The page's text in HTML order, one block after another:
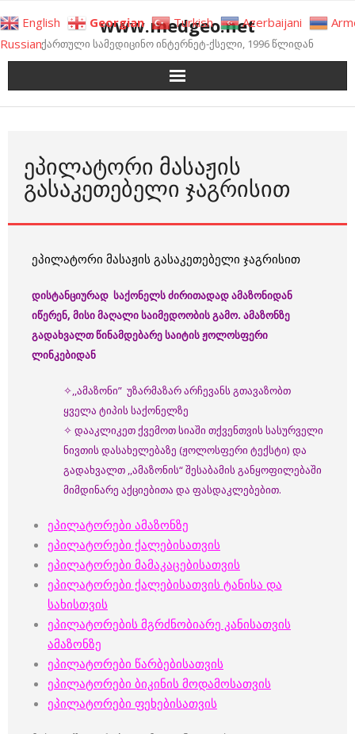
to
content
www.medgeo.net
ქართული სამედიცინო ინტერნეტ-ქსელი, 1996 წლიდან
ᲔᲞᲘᲚᲐᲢᲝᲠᲘ ᲛᲐᲡᲐᲟᲘᲡ
ᲒᲐᲡᲐᲙᲔᲗᲔᲑᲔᲚᲘ ᲯᲐᲒᲠᲘᲡᲘᲗ
ეპილატორი მასაჟის გასაკეთებელი ჯაგრისით
დისტანციურად საქონელს ძირითადად ამაზონიდან
იწერენ, მისი მაღალი საიმედოობის გამო. ამაზონზე
გადახვალთ წინამდებარე საიტის ჟოლოსფერი
ლინკებიდან
✧,,ამაზონი” უზარმაზარ არჩევანს გთავაზობთ
ყველა ტიპის საქონელზე
✧ დააკლიკეთ ქვემოთ სიაში თქვენთვის სასურველი
ნივთის დასახელებაზე (ჟოლოსფერი ტექსტი) და
გადახვალთ ,,ამაზონის“ შესაბამის განყოფილებაში
მიმდინარე აქციებითა და ფასდაკლებებით.
ეპილატორები ამაზონზე
ეპილატორები ქალებისათვის
ეპილატორები მამაკაცებისათვის
ეპილატორები ქალებისათვის ტანისა და
სახისთვის
ეპილატორების მგრძნობიარე კანისათვის
ამაზონზე
ეპილატორები წარბებისათვის
ეპილატორები ბიკინის მოდამოსათვის
ეპილატორები ფეხებისათვის
English Georgian Turkish Azerbaijani
Russian